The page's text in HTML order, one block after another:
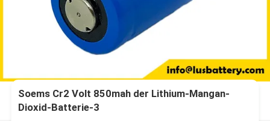
Soems Cr2 Volt 850mah der Lithium-Mangan-
Dioxid-Batterie-3